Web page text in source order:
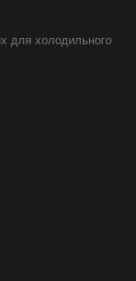
для холодильного